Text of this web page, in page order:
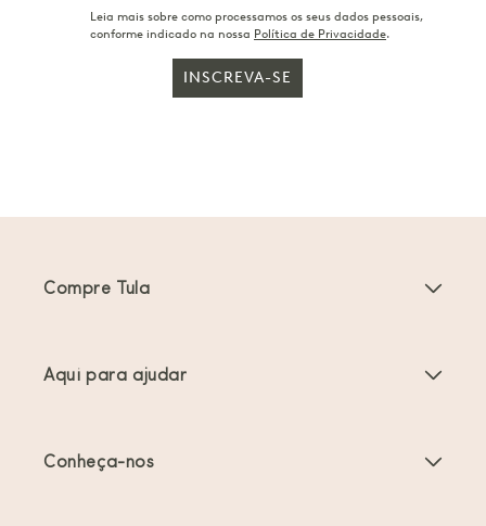
Leia mais sobre como processamos os seus dados pessoais,
conforme indicado na nossa Política de Privacidade.
INSCREVA-SE
Compre Tula
Aqui para ajudar
Conheça-nos